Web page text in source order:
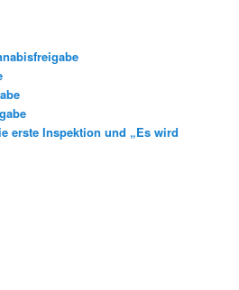
erste Inspektion und „Es wird